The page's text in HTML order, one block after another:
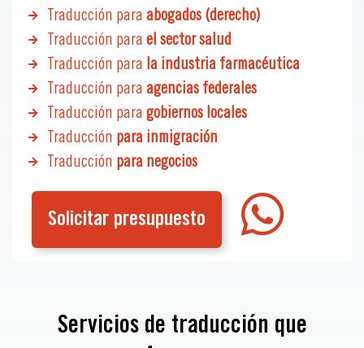
Traducción para abogados (derecho)
Traducción para el sector salud
Traducción para la industria farmacéutica
Traducción para agencias federales
Traducción para gobiernos locales
Traducción para inmigración
Traducción para negocios
Solicitar presupuesto
Servicios de traducción que